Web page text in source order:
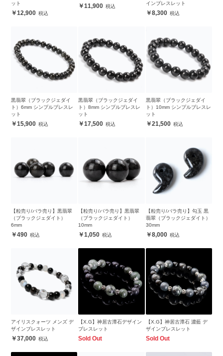
ット
12,900
11,900
インブレスレット
8,300
黒翡翠（ブラックジェダイ
ト）6mm シンプルブレスレ
ット
15,900
黒翡翠（ブラックジェダイ
ト）8mm シンプルブレスレ
ット
17,500
黒翡翠（ブラックジェダイ
ト）10mm シンプルブレスレ
ット
21,500
【粒売り/バラ売り】黒翡翠
（ブラックジェダイト）
6mm
490
【粒売り/バラ売り】黒翡翠
（ブラックジェダイト）
10mm
1,050
【粒売り/バラ売り】勾玉 黒
翡翠（ブラックジェダイト）
30mm
8,000
アイリスクォーツ メンズ デ
ザインブレスレット
37,000
【X.G】神居古潭石デザイン
ブレスレット
Sold Out
【X.G】神居古潭石 濃藍 デ
ザインブレスレット
Sold Out